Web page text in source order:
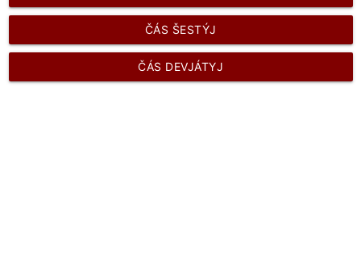
ČÁS ŠESTÝJ
ČÁS DEVJÁTYJ